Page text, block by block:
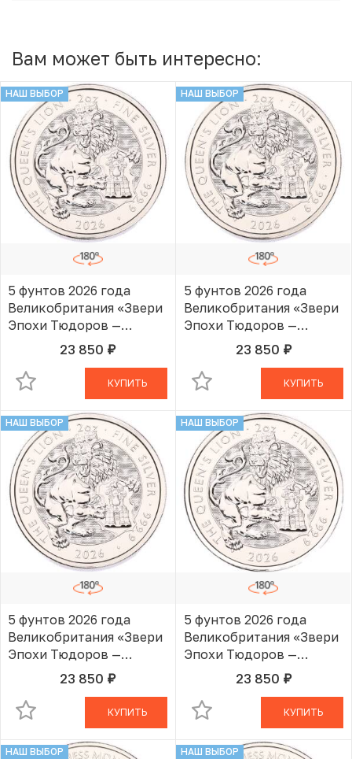
Вам может быть интересно:
НАШ ВЫБОР
5 фунтов 2026 года
Великобритания «Звери
Эпохи Тюдоров —
Королевский Лев»
23 850 руб.
В КОРЗИНЕ
КУПИТЬ
НАШ ВЫБОР
5 фунтов 2026 года
Великобритания «Звери
Эпохи Тюдоров —
Королевский Лев»
23 850 руб.
В КОРЗИНЕ
КУПИТЬ
НАШ ВЫБОР
5 фунтов 2026 года
Великобритания «Звери
Эпохи Тюдоров —
Королевский Лев»
23 850 руб.
В КОРЗИНЕ
КУПИТЬ
НАШ ВЫБОР
5 фунтов 2026 года
Великобритания «Звери
Эпохи Тюдоров —
Королевский Лев»
23 850 руб.
В КОРЗИНЕ
КУПИТЬ
НАШ ВЫБОР НАШ ВЫБОР